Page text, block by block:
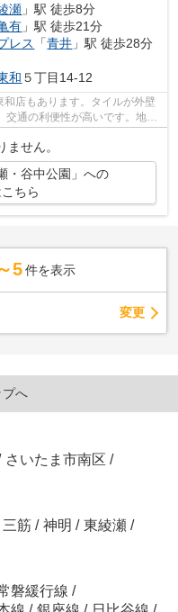
瀬 」駅 徒歩8分
有 」駅 徒歩21分
レス
「青井 」駅 徒歩28分
和 ５丁目14-12
店もあります。タイルが外壁
交通の利便性が高いです。地上
せん。
・谷中公園」への
ちら
5 件を表示
変更
プへ
さいたま市南区 /
三筋 / 神明 / 東綾瀬 /
磐緩行線 /